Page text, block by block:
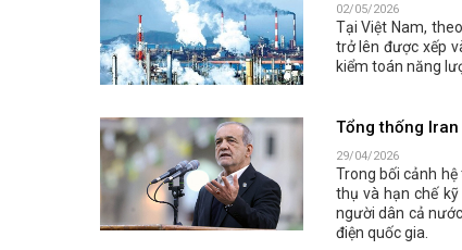
02/05/2026
Tại Việt Nam,
trở lên được xếp
kiểm toán năng
Tổng thống
29/04/2026
Trong bối cảnh
thụ và hạn chế
người dân cả
điện quốc gia.